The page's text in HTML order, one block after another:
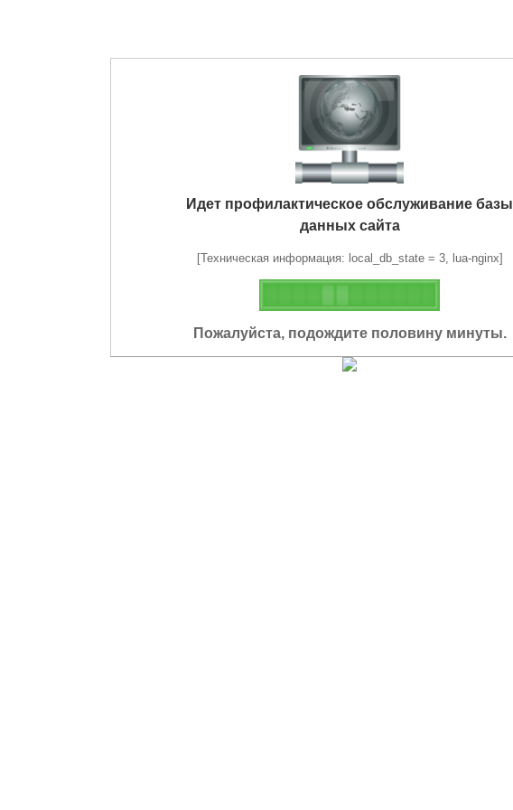
Идет профилактическое обслуживание базы
данных сайта
[Техническая информация: local_db_state = 3, lua-nginx]
Пожалуйста, подождите половину минуты.